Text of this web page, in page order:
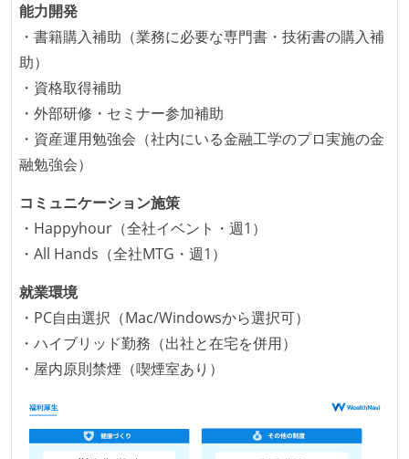
自動（＝システム化され、1コマンドで実行できる）
ビルド、自動デプロイ環境が整備されている
Code）の環境が整備されている
オープンな情報共有
KPI などチームの目標・実績値について、メンバーの
誰もがいつでも閲覧可能になっている
ドキュメントの整備やペアプロ、モブワークなど、ナ
レッジの共有を積極的に行っている（属人性を減らす
取り組みをしている）
大規模サービスの開発
同時接続ユーザー数（数千以上）
テーブル数が多い (数百以上)
ド以上）
マイクロサービス化している
能力開発
・書籍購入補助（業務に必要な専門書・技術書の購入補
助）
・資格取得補助
・外部研修・セミナー参加補助
・資産運用勉強会（社内にいる金融工学のプロ実施の金
融勉強会）
コミュニケーション施策
・Happyhour（全社イベント・週1）
・All Hands（全社MTG・週1）
就業環境
・PC自由選択（Mac/Windowsから選択可）
・ハイブリッド勤務（出社と在宅を併用）
・屋内原則禁煙（喫煙室あり）